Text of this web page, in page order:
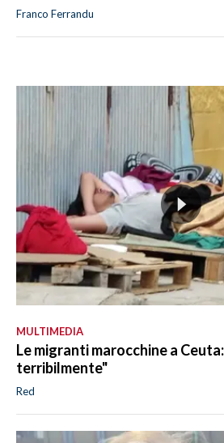
Franco Ferrandu
MULTIMEDIA
Le migranti marocchine a
terribilmente"
Red